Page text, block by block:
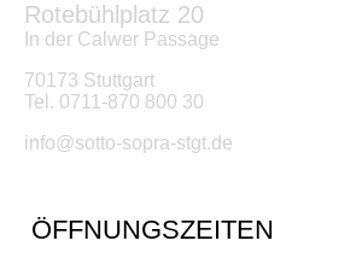
Rotebühlplatz 20
In der Calwer Passage
70173 Stuttgart
Tel. 0711-870 800 30
info@sotto-sopra-stgt.de
ÖFFNUNGSZEITEN